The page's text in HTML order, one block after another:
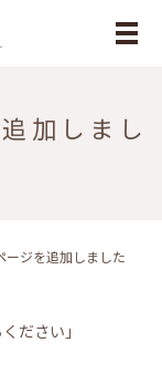
メ
加しまし
ージを追加しました
ださい」